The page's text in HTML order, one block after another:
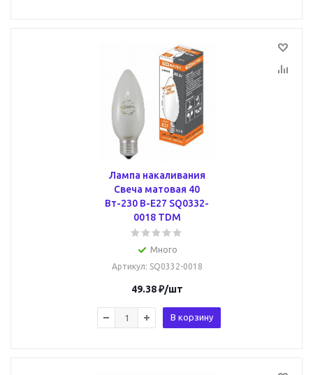
Лампа накаливания
Свеча матовая 40
Вт-230 В-Е27 SQ0332-
0018 TDM
Много
Артикул: SQ0332-0018
49.38₽/шт
В корзину